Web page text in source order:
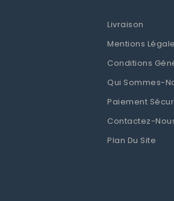
Livraison
Mentions
Conditions
Qui Sommes-
Paiement
Contactez-
Plan Du Site